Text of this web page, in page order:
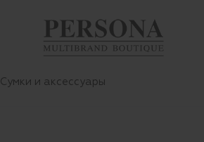
Сумки и аксессуары